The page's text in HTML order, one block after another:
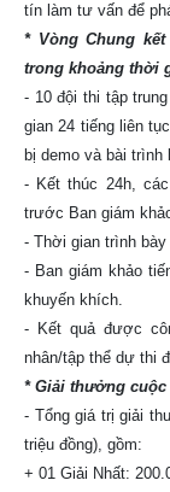
tín làm tư vấn để
* Vòng Chung
trong khoảng thời
- 10 đội thi tập
gian 24 tiếng liên
bị demo và bài trình
- Kết thúc 24h,
trước Ban giám
- Thời gian trình
- Ban giám khảo
khuyến khích.
- Kết quả được
nhân/tập thể dự thi
* Giải thưởng
- Tổng giá trị giải
triệu đồng), gồm:
+ 01 Giải Nhất: